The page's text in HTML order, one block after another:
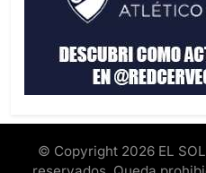
© Copyright 2026 EL